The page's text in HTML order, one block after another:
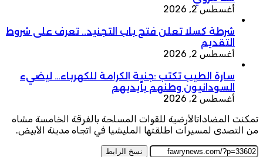
أغسطس 2, 2026
شرطة كسلا تعلن فتح باب التجنيد.. تعرف على شروط
التقديم
أغسطس 2, 2026
سارة الطيب تكتب :جنية الكرامة للكهرباء… ليضيء
السودانيون وطنهم بأيديهم
أغسطس 2, 2026
تمكنت المضاداتالأرضية للقوات المسلحة بالفرقة الخامسة مشاه
من التصدى لمسيرات اطلقتها المليشيا في اتجاه مدينة الأبيض.
نسخ الرابط